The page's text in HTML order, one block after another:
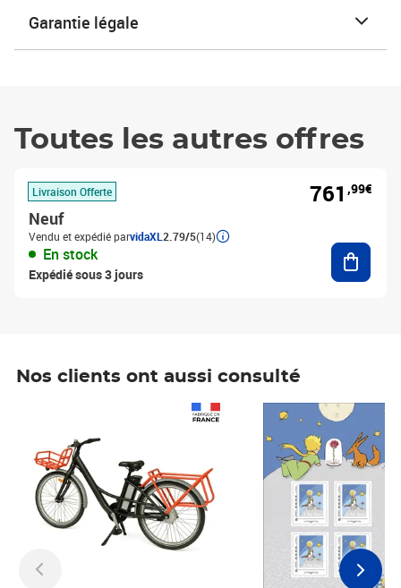
Garantie légale
Toutes les autres offres
Livraison Offerte
Neuf
Vendu et expédié parvidaXL 2.79/5(14)
En stock
Expédié sous 3 jours
761 ,99€
Nos clients ont aussi consulté
Prix 7,50€